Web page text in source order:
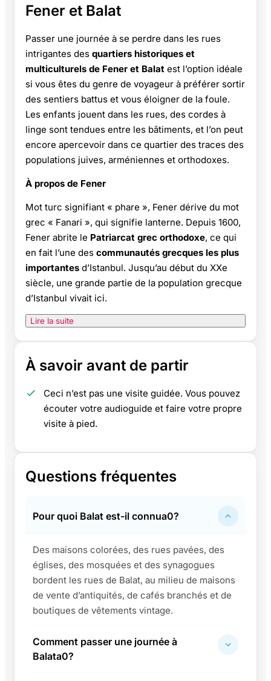
Fener et Balat
Passer une journée à se perdre dans les rues
intrigantes des quartiers historiques et
multiculturels de Fener et Balat est l’option idéale
si vous êtes du genre de voyageur à préférer sortir
des sentiers battus et vous éloigner de la foule.
Les enfants jouent dans les rues, des cordes à
linge sont tendues entre les bâtiments, et l’on peut
encore apercevoir dans ce quartier des traces des
populations juives, arméniennes et orthodoxes.
À propos de Fener
Mot turc signifiant « phare », Fener dérive du mot
grec « Fanari », qui signifie lanterne. Depuis 1600,
Fener abrite le Patriarcat grec orthodoxe, ce qui
en fait l’une des communautés grecques les plus
importantes d’Istanbul. Jusqu’au début du XXe
siècle, une grande partie de la population grecque
d’Istanbul vivait ici.
Lire la suite
À savoir avant de partir
Ceci n’est pas une visite guidée. Vous pouvez
écouter votre audioguide et faire votre propre
visite à pied.
Questions fréquentes
Pour quoi Balat est-il connua0?
Des maisons colorées, des rues pavées, des
églises, des mosquées et des synagogues
bordent les rues de Balat, au milieu de maisons
de vente d’antiquités, de cafés branchés et de
boutiques de vêtements vintage.
Comment passer une journée à
Balata0?